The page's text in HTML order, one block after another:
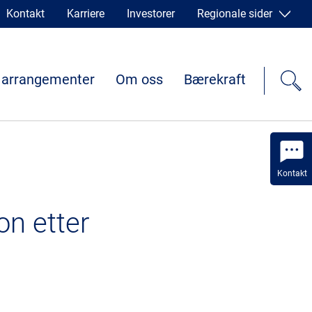
Kontakt
Kontakt Karriere Investorer Regionale sider
Om oss Bærekraft
etter